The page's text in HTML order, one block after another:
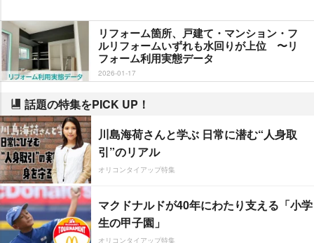
リフォーム箇所、戸建て・マンション・フ
ルリフォームいずれも水回りが上位 〜リ
フォーム利用実態データ
2026-01-17
話題の特集をPICK UP！
川島海荷さんと学ぶ 日常に潜む“人身取
引”のリアル
オリコンタイアップ特集
マクドナルドが40年にわたり支える「小学
生の甲子園」
オリコンタイアップ特集